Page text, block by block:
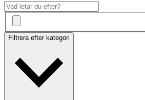
Filtrera efter kategori